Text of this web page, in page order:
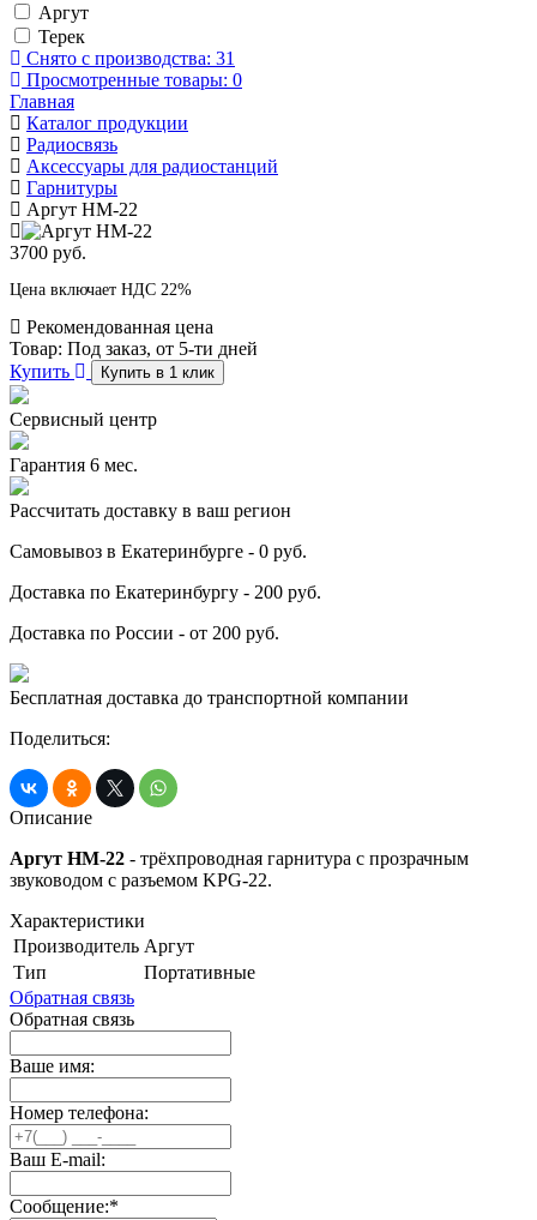
Аргут
Терек
Снято с производства: 31
Просмотренные товары: 0
Главная
Каталог продукции
Радиосвязь
Аксессуары для радиостанций
Гарнитуры
Аргут HM-22
3700 руб.
Цена включает НДС 22%
Рекомендованная цена
Товар: Под заказ, от 5-ти дней
Купить
Купить в 1 клик
Сервисный центр
Гарантия 6 мес.
Рассчитать доставку в ваш регион
Самовывоз в Екатеринбурге - 0 руб.
Доставка по Екатеринбургу - 200 руб.
Доставка по России - от 200 руб.
Бесплатная доставка до транспортной компании
Поделиться:
Описание
Аргут HM-22 - трёхпроводная гарнитура с прозрачным
звуководом с разъемом KPG-22.
Характеристики
Производитель Аргут
Тип
Портативные
Обратная связь
Обратная связь
Ваше имя:
Номер телефона:
Ваш E-mail:
Сообщение:*